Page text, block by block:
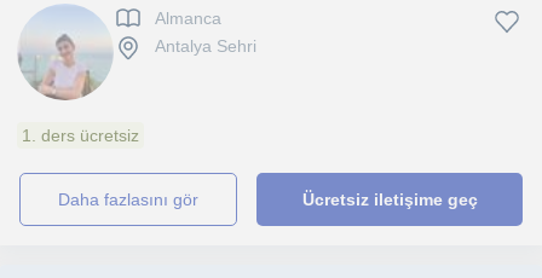
Almanca
Antalya Sehri
1. ders ücretsiz
daha fazlasını gör Ücretsiz iletişime geç